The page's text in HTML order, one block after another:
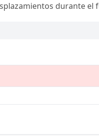
durante el